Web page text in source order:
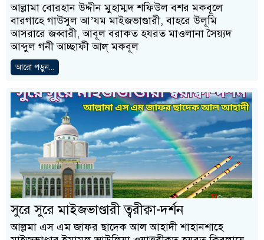
আল্লামা বোরহান উদ্দীন মুহাম্মদ শফিউল বশর মকবূলে
বারগাহে গাউসুল আ’যম মাইজভাণ্ডারী, বাহরে উলূমি
আসরারে জব্বারী, আবূল বরাকত হযরত মাওলানা সৈয়্যদ
আব্দুল গনী আচ্ছাফী আল্ মকবূল
আরো পড়ুন...
সুরে সুরে মাইজভাণ্ডারী ত্বরীক্বা-দর্শন
আল্লমা এস এম জাফর ছাদেক আল আহাদী শাহানশাহে